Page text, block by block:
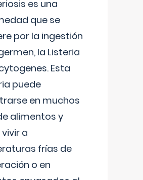
es una
que se
por la ingestión
la Listeria
Esta
puede
en muchos
alimentos y
a
frías de
o en